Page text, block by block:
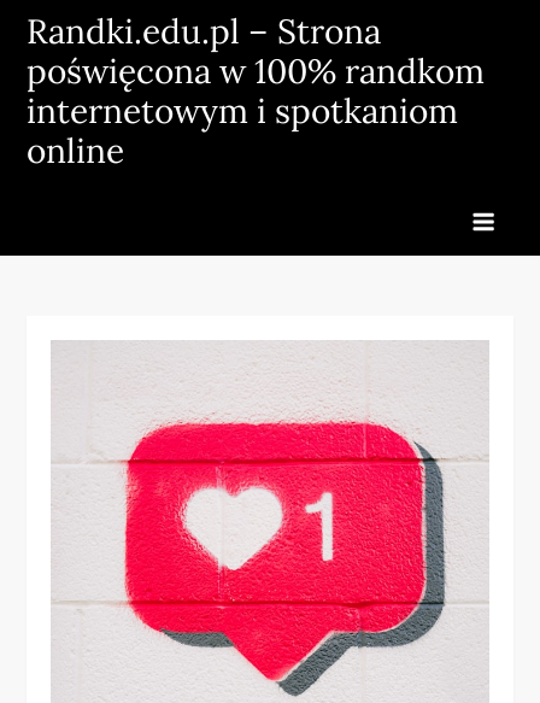
Skip
content
Randki.edu.pl – Strona
poświęcona w 100% randkom
internetowym i spotkaniom
online